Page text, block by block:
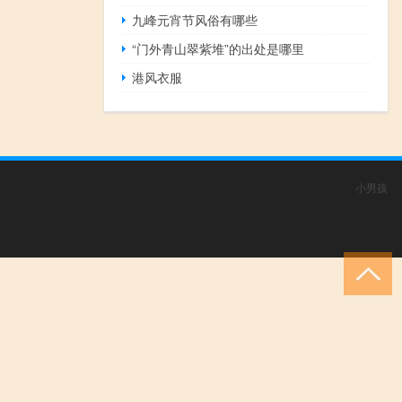
九峰元宵节风俗有哪些
“门外青山翠紫堆”的出处是哪里
港风衣服
小男孩